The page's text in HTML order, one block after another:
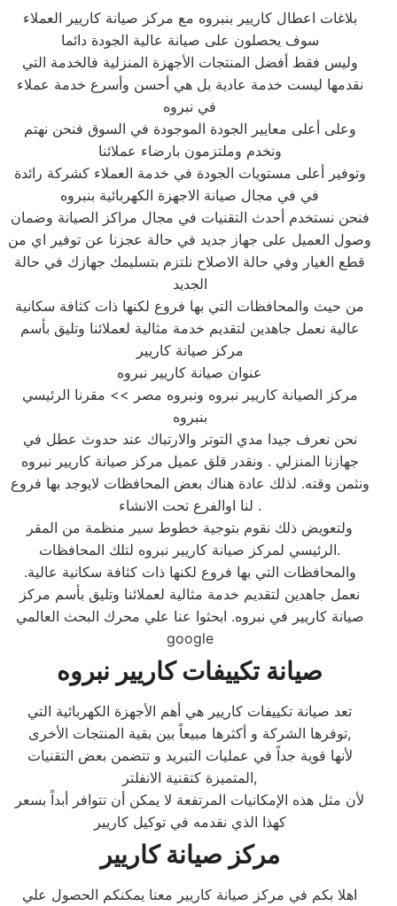
بلاغات اعطال كاريير بنبروه مع مركز صيانة كاريير العملاء
سوف يحصلون على صيانة عالية الجودة دائما
وليس فقط أفضل المنتجات الأجهزة المنزلية فالخدمة التي
نقدمها ليست خدمة عادية بل هي أحسن وأسرع خدمة عملاء
في نبروه
وعلى أعلى معايير الجودة الموجودة في السوق فنحن نهتم
ونخدم وملتزمون بارضاء عملائنا
وتوفير أعلى مستويات الجودة في خدمة العملاء كشركة رائدة
في في مجال صيانة الاجهزة الكهربائية بنبروه
فنحن نستخدم أحدث التقنيات في مجال مراكز الصيانة وضمان
وصول العميل على جهاز جديد في حالة عجزنا عن توفير اي من
قطع الغيار وفي حالة الاصلاح نلتزم بتسليمك جهازك في حالة
الجديد
من حيث والمحافظات التي بها فروع لكنها ذات كثافة سكانية
عالية نعمل جاهدين لتقديم خدمة مثالية لعملائنا وتليق بأسم
مركز صيانة كاريير
عنوان صيانة كاريير نبروه
مركز الصيانة كاريير نبروه ونبروه مصر >> مقرنا الرئيسي
بنبروه
نحن نعرف جيدا مدي التوتر والارتباك عند حدوث عطل في
جهازنا المنزلي . ونقدر قلق عميل مركز صيانة كاريير نبروه
ونثمن وقته. لذلك عادة هناك بعض المحافظات لايوجد بها فروع
لنا اوالفرع تحت الانشاء .
ولتعويض ذلك نقوم بتوجية خطوط سير منظمة من المقر
الرئيسي لمركز صيانة كاريير نبروه لتلك المحافظات.
والمحافظات التي بها فروع لكنها ذات كثافة سكانية عالية.
نعمل جاهدين لتقديم خدمة مثالية لعملائنا وتليق بأسم مركز
صيانة كاريير في نبروه. ابحثوا عنا علي محرك البحث العالمي
google
صيانة تكييفات كاريير نبروه
تعد صيانة تكييفات كاريير هي أهم الأجهزة الكهربائية التي
توفرها الشركة و أكثرها مبيعاً بين بقية المنتجات الأخرى,
لأنها قوية جداً في عمليات التبريد و تتضمن بعض التقنيات
المتميزة كتقنية الانفلتر,
لأن مثل هذه الإمكانيات المرتفعة لا يمكن أن تتوافر أبداً بسعر
كهذا الذي نقدمه في توكيل كاريير
مركز صيانة كاريير
اهلا بكم في مركز صيانة كاريير معنا يمكنكم الحصول علي